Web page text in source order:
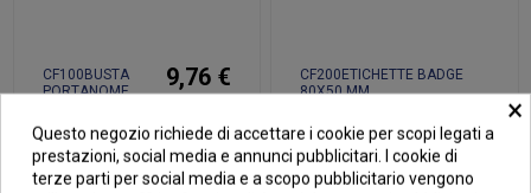
CF100BUSTA
PORTANOME
9,76 €
Aggiungi al
carrello
CF200ETICHETTE BADGE
80X50 MM
Aggiungi al
carrello
×
Questo negozio richiede di accettare i cookie per scopi legati a
prestazioni, social media e annunci pubblicitari. I cookie di
terze parti per social media e a scopo pubblicitario vengono